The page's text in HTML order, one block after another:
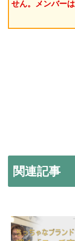
せん。メンバーは
関連記事